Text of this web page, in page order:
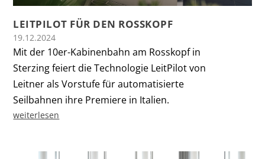
LEITPILOT FÜR DEN ROSSKOPF
19.12.2024
Mit der 10er-Kabinenbahn am Rosskopf in
Sterzing feiert die Technologie LeitPilot von
Leitner als Vorstufe für automatisierte
Seilbahnen ihre Premiere in Italien.
weiterlesen